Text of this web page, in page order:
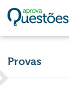
Provas